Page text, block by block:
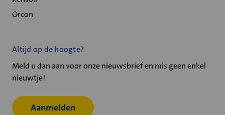
Orcon
Altijd op de hoogte?
Meld u dan aan voor onze nieuwsbrief en mis geen enkel
nieuwtje!
Aanmelden